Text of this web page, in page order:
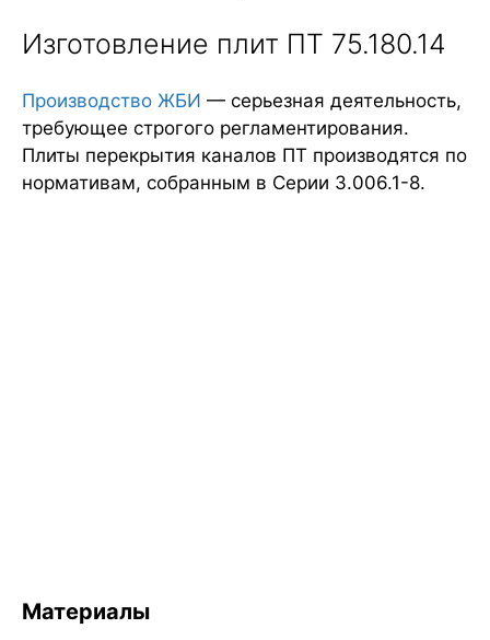
Изготовление плит ПТ 75.180.14
Производство ЖБИ — серьезная деятельность,
требующее строгого регламентирования.
Плиты перекрытия каналов ПТ производятся по
нормативам, собранным в Серии 3.006.1-8.
Материалы